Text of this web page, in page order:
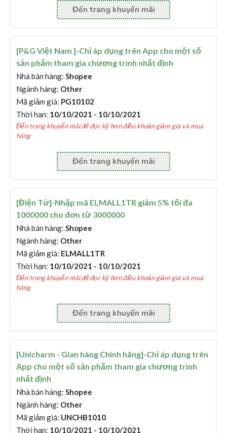
Đến trang khuyến mãi
[P&G Việt Nam ]-Chỉ áp dụng trên App cho một số
sản phẩm tham gia chương trình nhất định
Nhà bán hàng: Shopee
Ngành hàng: Other
Mã giảm giá: PG10102
Thời hạn: 10/10/2021 - 10/10/2021
Đến trang khuyến mãi để đọc kỹ hơn điều khoản giảm giá và mua
hàng
Đến trang khuyến mãi
[Điện Tử]-Nhập mã ELMALL1TR giảm 5% tối đa
1000000 cho đơn từ 3000000
Nhà bán hàng: Shopee
Ngành hàng: Other
Mã giảm giá: ELMALL1TR
Thời hạn: 10/10/2021 - 10/10/2021
Đến trang khuyến mãi để đọc kỹ hơn điều khoản giảm giá và mua
hàng
Đến trang khuyến mãi
[Unicharm - Gian hàng Chính hãng]-Chỉ áp dụng trên
App cho một số sản phẩm tham gia chương trình
nhất định
Nhà bán hàng: Shopee
Ngành hàng: Other
Mã giảm giá: UNCHB1010
Thời hạn: 10/10/2021 - 10/10/2021